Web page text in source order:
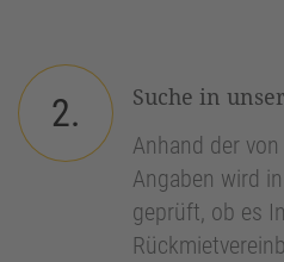
2.
Suche in
Anhand der
Angaben wird
geprüft, ob es